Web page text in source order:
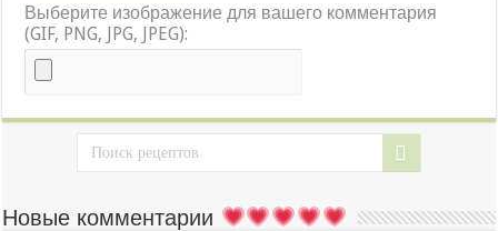
Выберите изображение для вашего комментария
(GIF, PNG, JPG, JPEG):
Новые комментарии